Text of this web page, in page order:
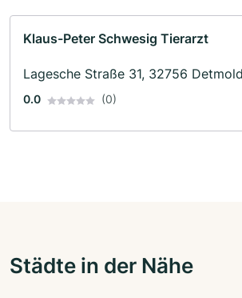
Klaus-Peter Schwesig Tierarzt
Lagesche Straße 31, 32756 Detmold
0.0 (0)
Städte in der Nähe